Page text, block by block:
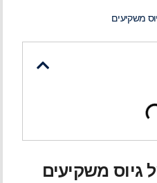
משקיעים